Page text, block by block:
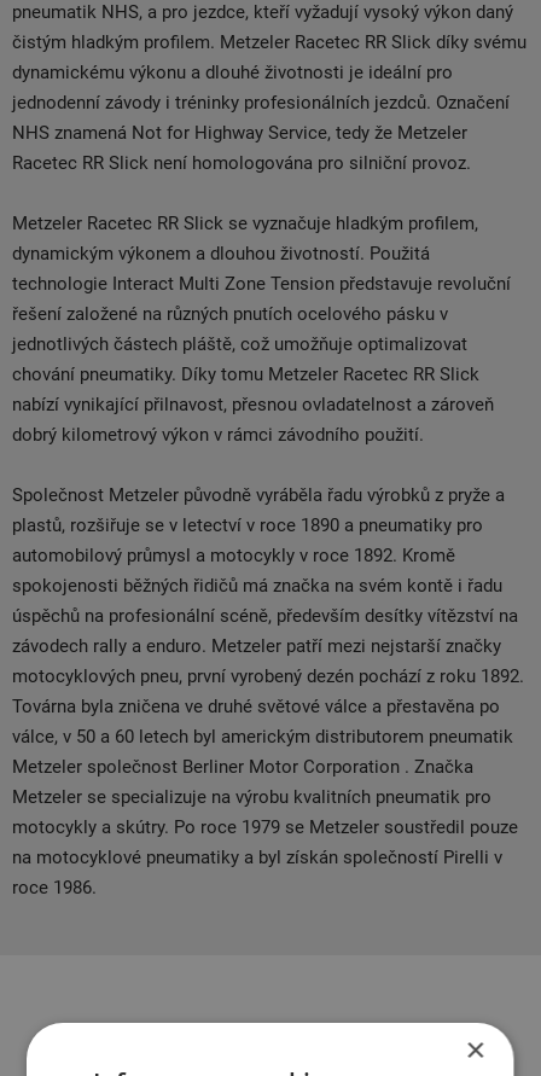
pneumatik NHS, a pro jezdce, kteří vyžadují vysoký výkon daný
čistým hladkým profilem. Metzeler Racetec RR Slick díky svému
dynamickému výkonu a dlouhé životnosti je ideální pro
jednodenní závody i tréninky profesionálních jezdců. Označení
NHS znamená Not for Highway Service, tedy že Metzeler
Racetec RR Slick není homologována pro silniční provoz.
Metzeler Racetec RR Slick se vyznačuje hladkým profilem,
dynamickým výkonem a dlouhou životností. Použitá
technologie Interact Multi Zone Tension představuje revoluční
řešení založené na různých pnutích ocelového pásku v
jednotlivých částech pláště, což umožňuje optimalizovat
chování pneumatiky. Díky tomu Metzeler Racetec RR Slick
nabízí vynikající přilnavost, přesnou ovladatelnost a zároveň
dobrý kilometrový výkon v rámci závodního použití.
Společnost Metzeler původně vyráběla řadu výrobků z pryže a
plastů, rozšiřuje se v letectví v roce 1890 a pneumatiky pro
automobilový průmysl a motocykly v roce 1892. Kromě
spokojenosti běžných řidičů má značka na svém kontě i řadu
úspěchů na profesionální scéně, především desítky vítězství na
závodech rally a enduro. Metzeler patří mezi nejstarší značky
motocyklových pneu, první vyrobený dezén pochází z roku 1892.
Továrna byla zničena ve druhé světové válce a přestavěna po
válce, v 50 a 60 letech byl americkým distributorem pneumatik
Metzeler společnost Berliner Motor Corporation . Značka
Metzeler se specializuje na výrobu kvalitních pneumatik pro
motocykly a skútry. Po roce 1979 se Metzeler soustředil pouze
na motocyklové pneumatiky a byl získán společností Pirelli v
roce 1986.
×